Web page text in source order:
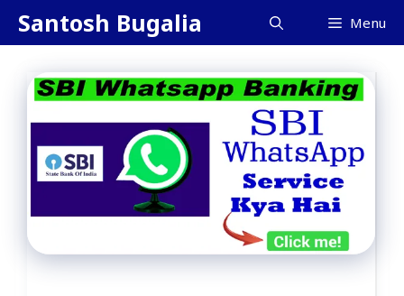
SkipSantosh Bugalia Menu